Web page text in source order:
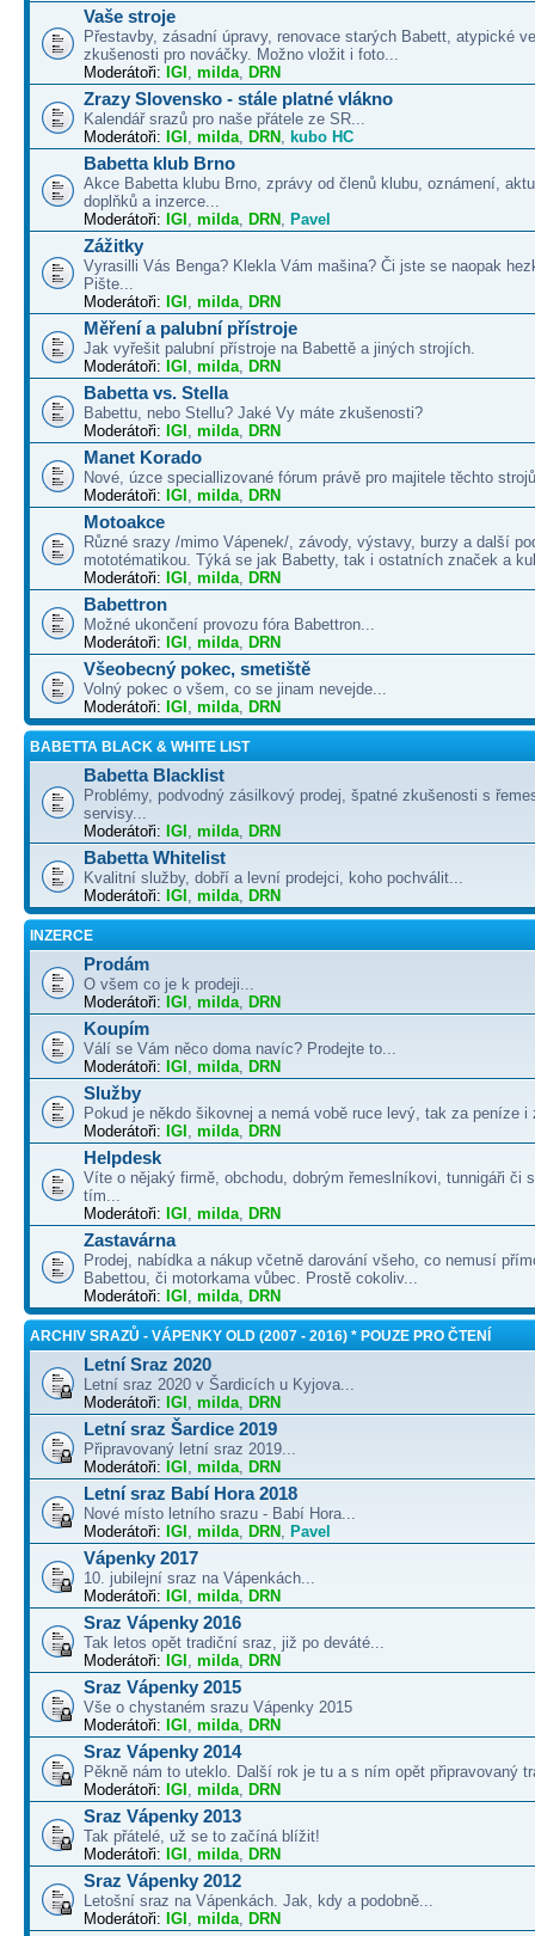
Vaše stroje
Přestavby, zásadní úpravy, renovace starých Babett, atypické
zkušenosti pro nováčky. Možno vložit i foto...
Moderátoři: IGI , milda, DRN
Zrazy Slovensko - stále platné vlákno
Kalendář srazů pro naše přátele ze SR...
Moderátoři: IGI , milda, DRN , kubo HC
Babetta klub Brno
Akce Babetta klubu Brno, zprávy od členů klubu, oznámení,
doplňků a inzerce...
Moderátoři: IGI , milda, DRN , Pavel
Zážitky
Vyrasilli Vás Benga? Klekla Vám mašina? Či jste se naopak
Pište...
Moderátoři: IGI , milda, DRN
Měření a palubní přístroje
Jak vyřešit palubní přístroje na Babettě a jiných strojích.
Moderátoři: IGI , milda, DRN
Babetta vs. Stella
Babettu, nebo Stellu? Jaké Vy máte zkušenosti?
Moderátoři: IGI , milda, DRN
Manet Korado
Nové, úzce speciallizované fórum právě pro majitele těchto
Moderátoři: IGI , milda, DRN
Motoakce
Různé srazy /mimo Vápenek/, závody, výstavy, burzy a další
mototématikou. Týká se jak Babetty, tak i ostatních značek a
Moderátoři: IGI , milda, DRN
Babettron
Možné ukončení provozu fóra Babettron...
Moderátoři: IGI , milda, DRN
Všeobecný pokec, smetiště
Volný pokec o všem, co se jinam nevejde...
Moderátoři: IGI , milda, DRN
BABETTA BLACK & WHITE LIST
Babetta Blacklist
Problémy, podvodný zásilkový prodej, špatné zkušenosti s
servisy...
Moderátoři: IGI , milda, DRN
Babetta Whitelist
Kvalitní služby, dobří a levní prodejci, koho pochválit...
Moderátoři: IGI , milda, DRN
INZERCE
Prodám
O všem co je k prodeji...
Moderátoři: IGI , milda, DRN
Koupím
Válí se Vám něco doma navíc? Prodejte to...
Moderátoři: IGI , milda, DRN
Služby
Pokud je někdo šikovnej a nemá vobě ruce levý, tak za peníze i
Moderátoři: IGI , milda, DRN
Helpdesk
Víte o nějaký firmě, obchodu, dobrým řemeslníkovi, tunnigáři či
tím...
Moderátoři: IGI , milda, DRN
Zastavárna
Prodej, nabídka a nákup včetně darování všeho, co nemusí
Babettou, či motorkama vůbec. Prostě cokoliv...
Moderátoři: IGI , milda, DRN
ARCHIV SRAZŮ - VÁPENKY OLD (2007 - 2016) * POUZE PRO ČTENÍ
Letní Sraz 2020
Letní sraz 2020 v Šardicích u Kyjova...
Moderátoři: IGI , milda, DRN
Letní sraz Šardice 2019
Připravovaný letní sraz 2019...
Moderátoři: IGI , milda, DRN
Letní sraz Babí Hora 2018
Nové místo letního srazu - Babí Hora...
Moderátoři: IGI , milda, DRN , Pavel
Vápenky 2017
10. jubilejní sraz na Vápenkách...
Moderátoři: IGI , milda, DRN
Sraz Vápenky 2016
Tak letos opět tradiční sraz, již po deváté...
Moderátoři: IGI , milda, DRN
Sraz Vápenky 2015
Vše o chystaném srazu Vápenky 2015
Moderátoři: IGI , milda, DRN
Sraz Vápenky 2014
Pěkně nám to uteklo. Další rok je tu a s ním opět připravovaný
Moderátoři: IGI , milda, DRN
Sraz Vápenky 2013
Tak přátelé, už se to začíná blížit!
Moderátoři: IGI , milda, DRN
Sraz Vápenky 2012
Letošní sraz na Vápenkách. Jak, kdy a podobně...
Moderátoři: IGI , milda, DRN